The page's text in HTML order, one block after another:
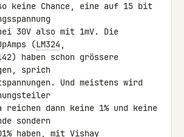
keine Chance, eine auf 15 bit
30V also mit 1mV. Die
(LM324
haben schon grössere
sprich
Und meistens wird
dann keine 1% und keine
sondern
haben, mit Vishay